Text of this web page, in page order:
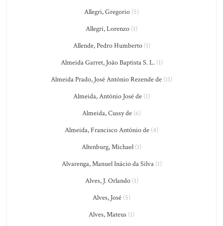
Allegri, Gregorio (5)
Allegri, Lorenzo (1)
Allende, Pedro Humberto(1)
Almeida Garret, João Baptista S. L.(1)
Almeida Prado, José Antônio Rezende de (11)
Almeida, Antônio José de (1)
Almeida, Cussy de (6)
Almeida, Francisco António de (4)
Altenburg, Michael (1)
Alvarenga, Manuel Inácio da Silva(1)
Alves, J. Orlando(1)
Alves, José (5)
Alves, Mateus (1)